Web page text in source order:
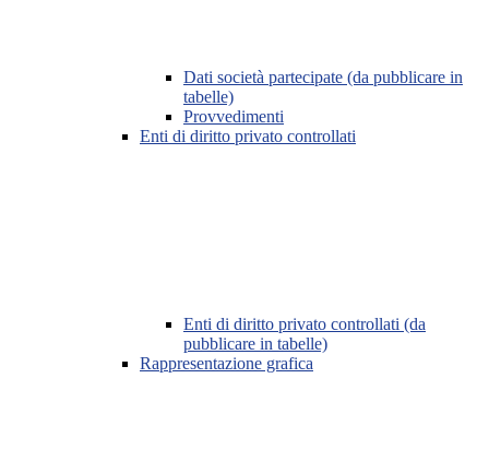
Dati società partecipate (da pubblicare in
tabelle)
Provvedimenti
Enti di diritto privato controllati
Enti di diritto privato controllati (da
pubblicare in tabelle)
Rappresentazione grafica